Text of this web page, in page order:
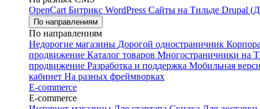
OpenCart Битрикс WordPress Сайты на Тильде Drupal
По направлениям
По направлениям
Недорогие магазины Дорогой одностраничник
продвижение Каталог товаров Многостраничники на
продвижение Разработка и поддержка Мобильная
кабинет На разных фреймворках
E-commerce
E-commerce